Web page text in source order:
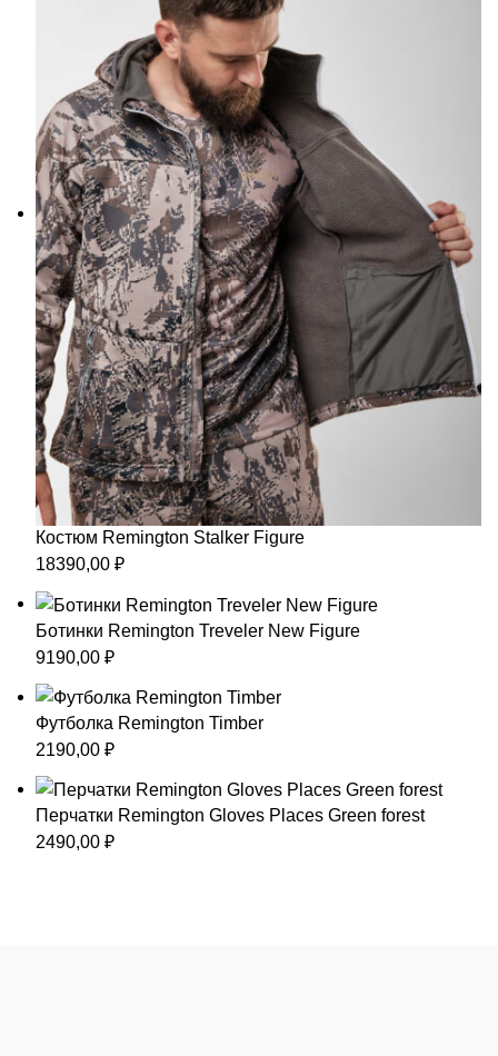
Костюм Remington Stalker Figure
18390,00 ₽
Ботинки Remington Treveler New Figure
9190,00 ₽
Футболка Remington Timber
2190,00 ₽
Перчатки Remington Gloves Places Green forest
2490,00 ₽